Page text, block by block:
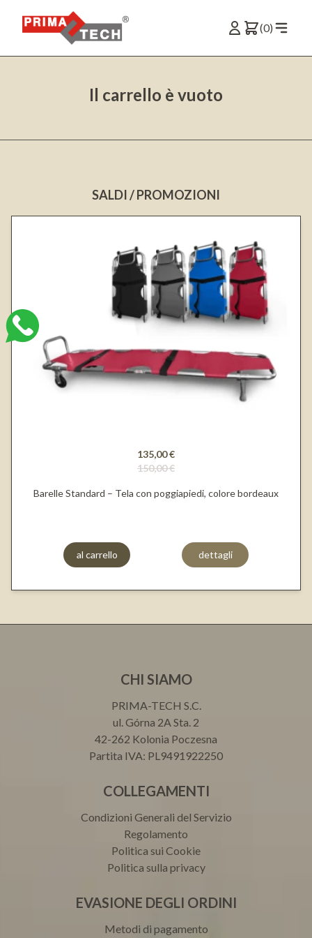
(0)
Il carrello è vuoto
SALDI / PROMOZIONI
135,00 €
150,00 €
Barelle Standard – Tela con poggiapiedi, colore bordeaux
al carrello dettagli
CHI SIAMO
PRIMA-TECH S.C.
ul. Górna 2A Sta. 2
42-262 Kolonia Poczesna
Partita IVA: PL9491922250
COLLEGAMENTI
Condizioni Generali del Servizio
Regolamento
Politica sui Cookie
Politica sulla privacy
EVASIONE DEGLI ORDINI
Metodi di pagamento